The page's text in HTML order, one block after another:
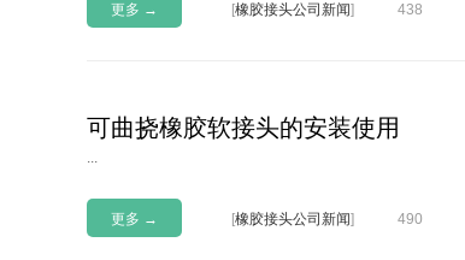
更多 → [橡胶接头公司新闻] 438
可曲挠橡胶软接头的安装使用
...
更多 → [橡胶接头公司新闻] 490